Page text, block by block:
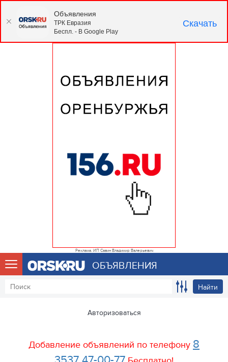
Реклама. ИП Савин Владимир Валерьевич
ОБЪЯВЛЕНИЯ
Найти
Авторизоваться
Добавление объявлений по телефону 8
Объявления
ТРК Евразия
Беспл. - В Google Play
Скачать